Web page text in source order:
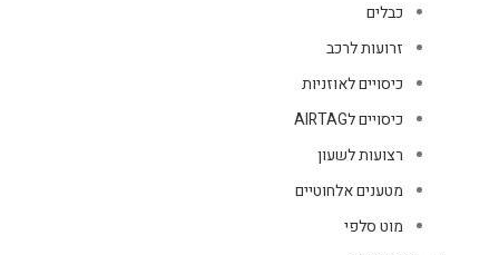
כבלים
זרועות לרכב
כיסויים לאוזניות
כיסויים לAIRTAG
רצועות לשעון
מטענים אלחוטיים
מוט סלפי